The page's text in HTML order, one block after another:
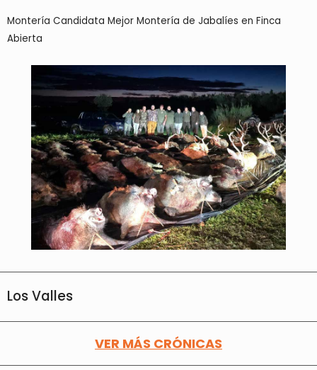
Montería Candidata Mejor Montería de Jabalíes en Finca
Abierta
Los Valles
VER MÁS CRÓNICAS